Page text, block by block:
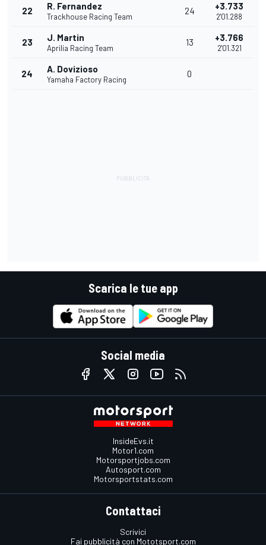
22 R. Fernandez
Trackhouse Racing Team
24 +3.733
2'01.288
23 J. Martin
Aprilia Racing Team
13 +3.766
2'01.321
24 A. Dovizioso
Yamaha Factory Racing
0
Scarica le tue app
Social media
InsideEvs.it
Motor1.com
Motorsportjobs.com
Autosport.com
Motorsportstats.com
Contattaci
Scrivici
Fai pubblicità con Mototsport.com